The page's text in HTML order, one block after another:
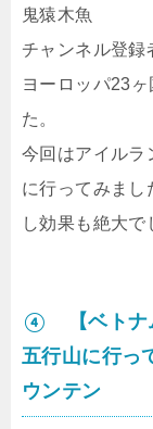
鬼猿木魚
チャンネル登録
ヨーロッパ23
た。
今回はアイルラ
に行ってみまし
し効果も絶大で
④ 【ベトナ
五行山に行っ
ウンテン